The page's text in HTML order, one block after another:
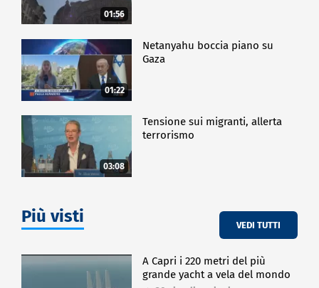
01:56
01:22
Netanyahu boccia piano su
Gaza
03:08
Tensione sui migranti, allerta
terrorismo
Più visti VEDI TUTTI
A Capri i 220 metri del più
grande yacht a vela del mondo